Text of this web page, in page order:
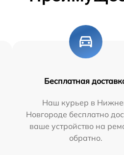
Бесплатная
Наш курьер в
Новгороде бесплатно
ваше устройство на
обратно.